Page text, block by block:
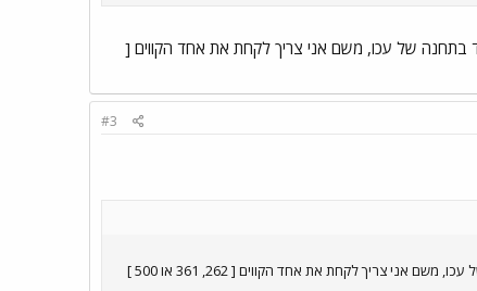
נסעתי ואני יורד בתחנה של עכו, משם אני צריך לקחת את אחד הקווים [
#3
קו 101 של מרגלית נגמר במסוף 2000 כמו שהבנתי רכבת מרכז זאת הרכבת שיש בעזריאלי? נגיד נסעתי ואני יורד בתחנה של עכו, משם אני צריך לקחת את אחד הקווים [ 262, 361 או 500 ]